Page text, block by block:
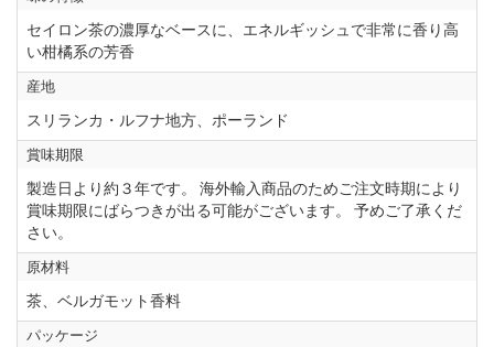
セイロン茶の濃厚なベースに、エネルギッシュで非常に香り高
い柑橘系の芳香
産地
スリランカ・ルフナ地方、ポーランド
賞味期限
製造日より約３年です。 海外輸入商品のためご注文時期により
賞味期限にばらつきが出る可能がございます。 予めご了承くだ
さい。
原材料
茶、ベルガモット香料
パッケージ